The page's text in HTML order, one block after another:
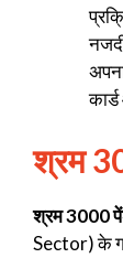
श्रम
श्रम 3000
Sector) के